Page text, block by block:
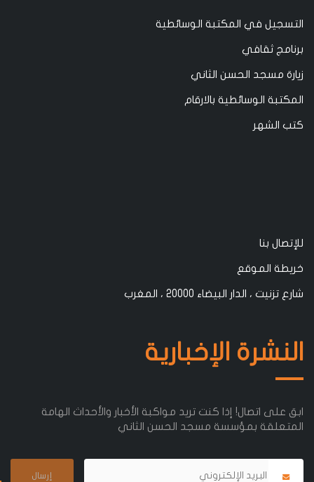
التسجيل في المكتبة الوسائطية
برنامج ثقافي
زيارة مسجد الحسن الثاني
المكتبة الوسائطية بالارقام
كتب الشهر
للإتصال بنا
خريطة الموقع
شارع تزنيت ، الدار البيضاء 20000 ، المغرب
النشرة الإخبارية
ابق على اتصال! إذا كنت تريد مواكبة الأخبار والأحداث الهامة
المتعلقة بمؤسسة مسجد الحسن الثاني